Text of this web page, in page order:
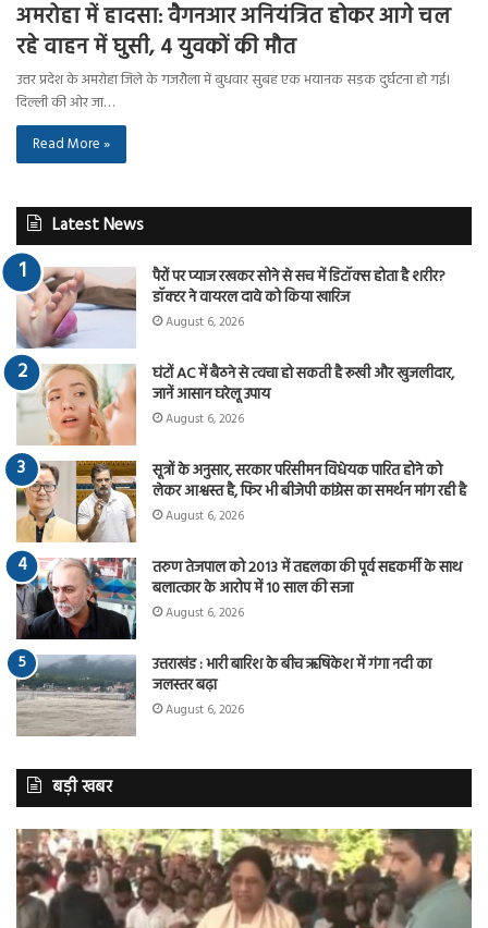
अमरोहा में हादसा: वैगनआर अनियंत्रित होकर आगे चल
रहे वाहन में घुसी, 4 युवकों की मौत
उत्तर प्रदेश के अमरोहा जिले के गजरौला में बुधवार सुबह एक भयानक सड़क दुर्घटना हो गई।
दिल्ली की ओर जा…
Read More »
Latest News
पैरों पर प्याज रखकर सोने से सच में डिटॉक्स होता है शरीर?
डॉक्टर ने वायरल दावे को किया खारिज
August 6, 2026
घंटों AC में बैठने से त्वचा हो सकती है रूखी और खुजलीदार,
जानें आसान घरेलू उपाय
August 6, 2026
सूत्रों के अनुसार, सरकार परिसीमन विधेयक पारित होने को
लेकर आश्वस्त है, फिर भी बीजेपी कांग्रेस का समर्थन मांग रही है
August 6, 2026
तरुण तेजपाल को 2013 में तहलका की पूर्व सहकर्मी के साथ
बलात्कार के आरोप में 10 साल की सजा
August 6, 2026
उत्तराखंड : भारी बारिश के बीच ऋषिकेश में गंगा नदी का
जलस्तर बढ़ा
August 6, 2026
बड़ी खबर